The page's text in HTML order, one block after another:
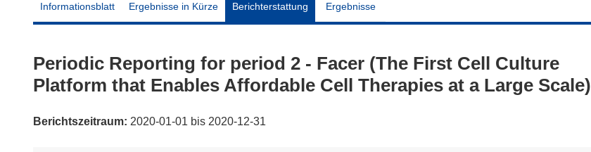
Informationsblatt Ergebnisse in Kürze Berichterstattung Ergebnisse
Periodic Reporting for period 2 - Facer (The First Cell Culture
Platform that Enables Affordable Cell Therapies at a Large Scale)
Berichtszeitraum: 2020-01-01 bis 2020-12-31